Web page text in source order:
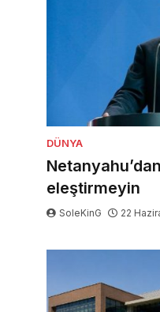
DÜNYA
eleştirmeyin
SoleKinG 22